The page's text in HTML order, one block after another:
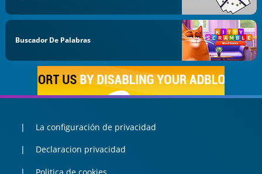
Buscador De Palabras
La configuración de privacidad
Declaracion privacidad
Politica de cookies